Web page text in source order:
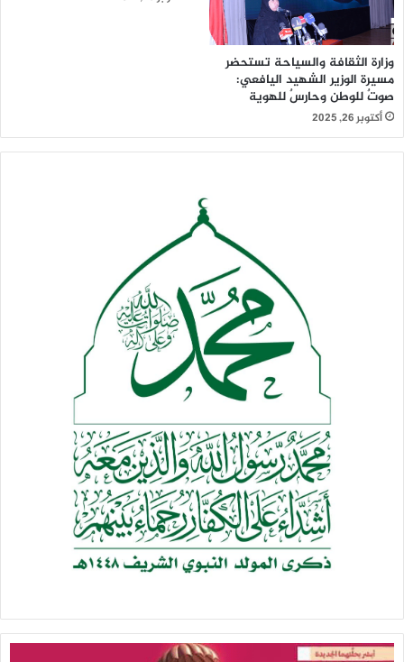
وزارة الثقافة والسياحة تستحضر
مسيرة الوزير الشهيد اليافعي:
صوتٌ للوطن وحارسٌ للهوية
أكتوبر 26, 2025